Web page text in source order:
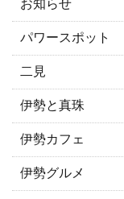
お知らせ
パワースポット
二見
伊勢と真珠
伊勢カフェ
伊勢グルメ